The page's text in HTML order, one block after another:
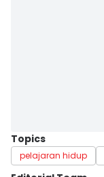
Topics
pelajaran hidup